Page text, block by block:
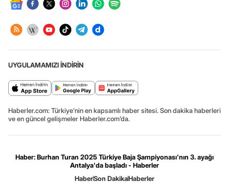
UYGULAMAMIZI İNDİRİN
Haberler.com: Türkiye’nin en kapsamlı haber sitesi. Son dakika haberleri
ve en güncel gelişmeler Haberler.com’da.
Haber: Burhan Turan 2025 Türkiye Baja Şampiyonası'nın 3. ayağı
Antalya'da başladı - Haberler
HaberSon DakikaHaberler